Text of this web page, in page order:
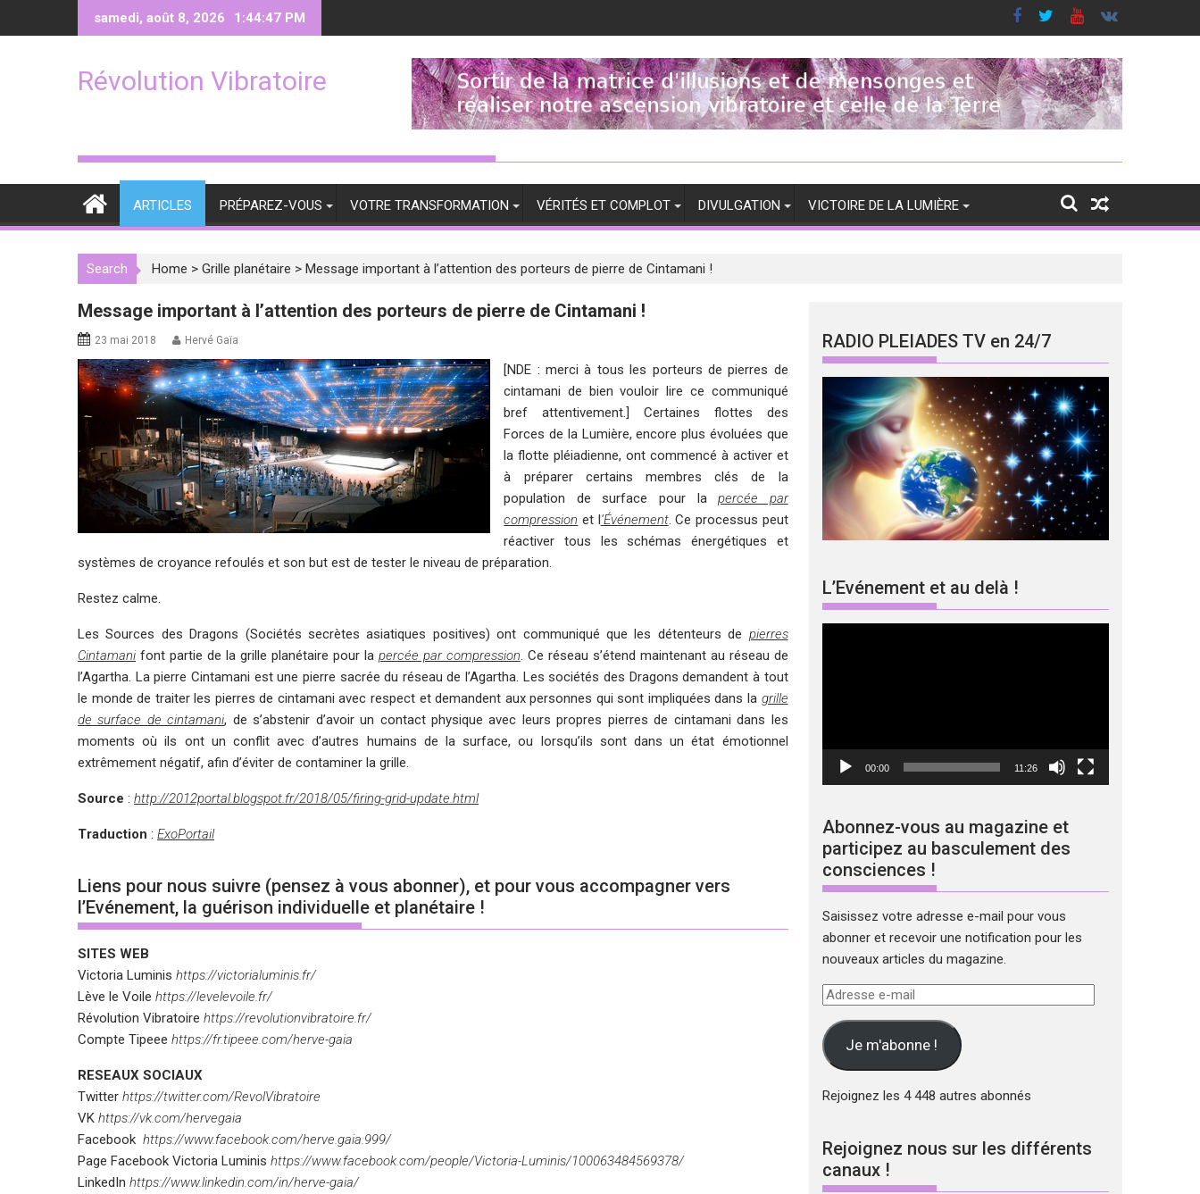
samedi, août 8, 2026 1:44:49 PM
Révolution Vibratoire
ARTICLES PRÉPAREZ-VOUS VOTRE TRANSFORMATION VÉRITÉS ET COMPLOT DIVULGATION VICTOIRE DE LA LUMIÈRE
Search Home > Grille planétaire > Message important à l’attention des porteurs de pierre de Cintamani !
Message important à l’attention des porteurs de pierre de Cintamani !
23 mai 2018 Hervé Gaïa
[NDE : merci à tous les porteurs de pierres de
cintamani de bien vouloir lire ce communiqué
bref attentivement.] Certaines flottes des
Forces de la Lumière, encore plus évoluées que
la flotte pléiadienne, ont commencé à activer et
à préparer certains membres clés de la
population de surface pour lapercée par
compression et l‘Événement. Ce processus peut
réactiver tous les schémas énergétiques et
systèmes de croyance refoulés et son but est de tester le niveau de préparation.
Restez calme.
Les Sources des Dragons (Sociétés secrètes asiatiques positives) ont communiqué que les détenteurs de pierres
Cintamani font partie de la grille planétaire pour la percée par compression . Ce réseau s’étend maintenant au réseau de
l’Agartha. La pierre Cintamani est une pierre sacrée du réseau de l’Agartha. Les sociétés des Dragons demandent à tout
le monde de traiter les pierres de cintamani avec respect et demandent aux personnes qui sont impliquées dans la grille
de surface de cintamani, de s’abstenir d’avoir un contact physique avec leurs propres pierres de cintamani dans les
moments où ils ont un conflit avec d’autres humains de la surface, ou lorsqu’ils sont dans un état émotionnel
extrêmement négatif, afin d’éviter de contaminer la grille.
Source : http://2012portal.blogspot.fr/2018/05/firing-grid-update.html
Traduction : ExoPortail
Liens pour nous suivre (pensez à vous abonner), et pour vous accompagner vers
l’Evénement, la guérison individuelle et planétaire !
SITES WEB
Victoria Luminis https://victorialuminis.fr/
Lève le Voile https://levelevoile.fr/
Révolution Vibratoire https://revolutionvibratoire.fr/
Compte Tipeee https://fr.tipeee.com/herve-gaia
RESEAUX SOCIAUX
Twitter https://twitter.com/RevolVibratoire
VK https://vk.com/hervegaia
Facebook https://www.facebook.com/herve.gaia.999/
Page Facebook Victoria Luminis https://www.facebook.com/people/Victoria-Luminis/100063484569378/
LinkedIn https://www.linkedin.com/in/herve-gaia/
RADIO PLEIADES TV en 24/7
L’Evénement et au delà !
00:00 11:26
Abonnez-vous au magazine et
participez au basculement des
consciences !
Saisissez votre adresse e-mail pour vous
abonner et recevoir une notification pour les
nouveaux articles du magazine.
Adresse
mail Je m'abonne !
Rejoignez les 4 448 autres abonnés
Rejoignez nous sur les différents
canaux !